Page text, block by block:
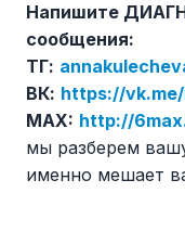
Напишите
сообщения:
ТГ:
ВК: https://
MAX: http://
мы разберем
именно мешает